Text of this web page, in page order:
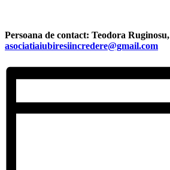
Persoana de contact: Teodora
asociatiaiubiresiincredere@gmail.com